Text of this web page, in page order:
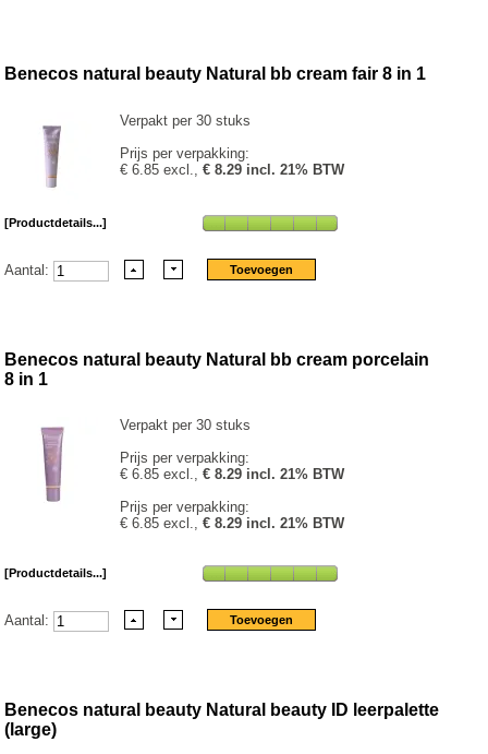
Benecos natural beauty Natural bb cream fair 8 in 1
Verpakt per 30 stuks
Prijs per verpakking:
€ 6.85 excl.,€ 8.29 incl. 21% BTW
[Productdetails...]
Aantal:
Benecos natural beauty Natural bb cream porcelain
8 in 1
Verpakt per 30 stuks
Prijs per verpakking:
€ 6.85 excl.,€ 8.29 incl. 21% BTW
Prijs per verpakking:
€ 6.85 excl.,€ 8.29 incl. 21% BTW
[Productdetails...]
Aantal:
Benecos natural beauty Natural beauty ID leerpalette
(large)